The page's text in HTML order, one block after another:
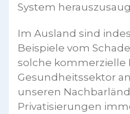
System
Im Ausland sind
Beispiele vom
solche kommerzielle
Gesundheitssektor
unseren
Privatisierungen